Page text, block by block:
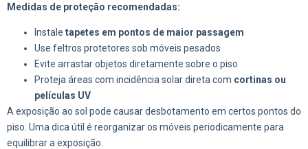
Medidas de proteção recomendadas:
Instale tapetes em pontos de maior passagem
Use feltros protetores sob móveis pesados
Evite arrastar objetos diretamente sobre o piso
Proteja áreas com incidência solar direta com cortinas ou
películas UV
A exposição ao sol pode causar desbotamento em certos pontos do
piso. Uma dica útil é reorganizar os móveis periodicamente para
equilibrar a exposição.